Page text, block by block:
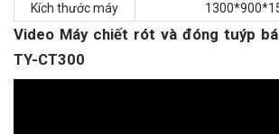
Kích thước máy
Video Máy chiết rót và đóng tuýp
TY-CT300